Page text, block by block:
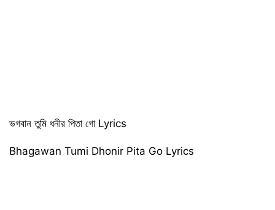
ভগবান তুমি ধনীর পিতা গো Lyrics
Bhagawan Tumi Dhonir Pita Go Lyrics